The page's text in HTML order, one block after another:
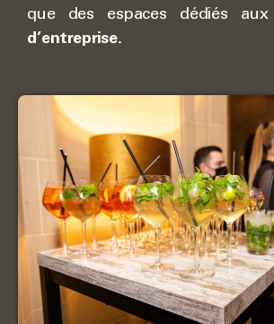
que des espaces dédiés aux
d’entreprise.